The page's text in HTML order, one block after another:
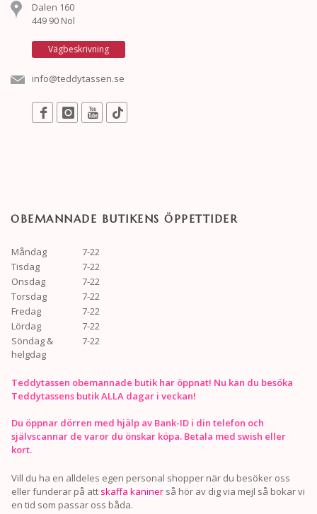
Dalen 160
449 90 Nol
Vägbeskrivning
info@teddytassen.se
OBEMANNADE BUTIKENS ÖPPETTIDER
Måndag
7-22
Tisdag
7-22
Onsdag
7-22
Torsdag
7-22
Fredag
7-22
Lördag
7-22
Söndag &
helgdag
7-22
Teddytassen obemannade butik har öppnat! Nu kan du besöka
Teddytassens butik ALLA dagar i veckan!
Du öppnar dörren med hjälp av Bank-ID i din telefon och
självscannar de varor du önskar köpa. Betala med swish eller
kort.
Vill du ha en alldeles egen personal shopper när du besöker oss
eller funderar på att skaffa kaniner så hör av dig via mejl så bokar vi
en tid som passar oss båda.